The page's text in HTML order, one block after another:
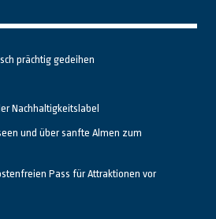
prächtig gedeihen
Nachhaltigkeitslabel
und über sanfte Almen zum
Pass für Attraktionen vor